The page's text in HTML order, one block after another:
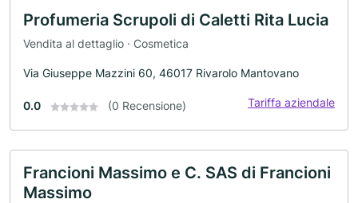
Profumeria Scrupoli di Caletti Rita Lucia
Vendita al dettaglio · Cosmetica
Via Giuseppe Mazzini 60, 46017 Rivarolo Mantovano
0.0 (0 Recensione) Tariffa aziendale
Francioni Massimo e C. SAS di Francioni
Massimo